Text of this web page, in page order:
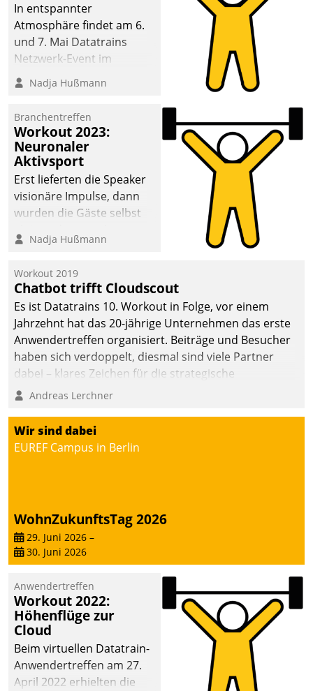
In entspannter
Atmosphäre findet am 6.
und 7. Mai Datatrains
Netzwerk-Event im
Kunden- und Partnerkreis
statt. Zentrale Frage: Wie
Mammutprojekte
meistern und Workloads
wuppen – bei zunehmend
anspruchsvollen
Aufgaben und
abnehmendem
Nadja Hußmann
Branchentreffen
Workout 2023:
Neuronaler
Aktivsport
Erst lieferten die Speaker
visionäre Impulse, dann
wurden die Gäste selbst
methodisch
Quartier. Dazwischen
zeigte Datatrain, was es
Neues zu bieten hat.
Nadja Hußmann
Workout 2019
Chatbot trifft Cloudscout
Es ist Datatrains 10. Workout in Folge, vor einem
Jahrzehnt hat das 20-jährige Unternehmen das erste
Anwendertreffen organisiert. Beiträge und Besucher
haben sich verdoppelt, diesmal sind viele Partner
dabei – klares Zeichen für die strategische
Fokussierung auf den Kunden.
Andreas Lerchner
Wir sind dabei
EUREF Campus in Berlin
WohnZukunftsTag 2026
29. Juni 2026 –
30. Juni 2026
Anwendertreffen
Workout 2022:
Höhenflüge zur
Cloud
Beim virtuellen Datatrain-
Anwendertreffen am 27.
April 2022 erhielten die